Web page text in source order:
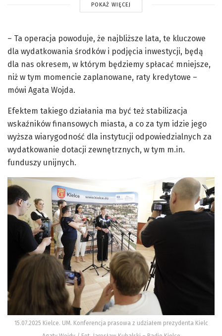
POKAŻ WIĘCEJ
– Ta operacja powoduje, że najbliższe lata, te kluczowe
dla wydatkowania środków i podjęcia inwestycji, będą
dla nas okresem, w którym będziemy spłacać mniejsze,
niż w tym momencie zaplanowane, raty kredytowe –
mówi Agata Wojda.
Efektem takiego działania ma być też stabilizacja
wskaźników finansowych miasta, a co za tym idzie jego
wyższa wiarygodność dla instytucji odpowiedzialnych za
wydatkowanie dotacji zewnętrznych, w tym m.in.
funduszy unijnych.
15.07.2025 Kielce. UM. Konferencja prasowa z udziałem prezydenta Kielc